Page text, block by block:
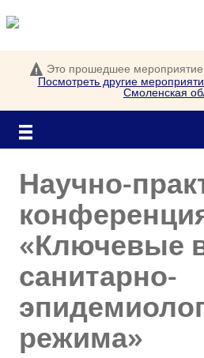
Это прошедшее
Посмотреть другие
Смоленская
Научно-
«Ключевые
санитарно-
режима»